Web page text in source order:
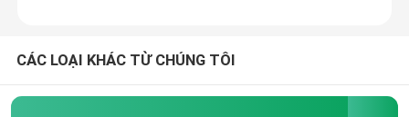
CÁC LOẠI KHÁC TỪ CHÚNG TÔI